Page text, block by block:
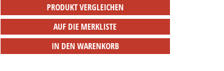
PRODUKT VERGLEICHEN
AUF DIE MERKLISTE
IN DEN WARENKORB